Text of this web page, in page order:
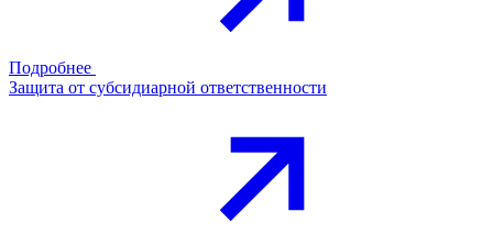
Подробнее
Защита от субсидиарной ответственности